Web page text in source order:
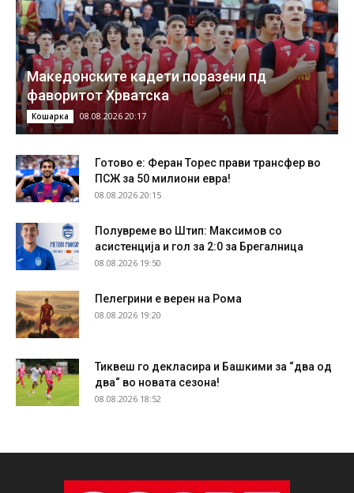
Македонските кадети поразени пд
фаворитот Хрватска
Кошарка 08.08.2026 20:17
Готово е: Феран Торес прави трансфер во
ПСЖ за 50 милиони евра!
08.08.2026 20:15
Полувреме во Штип: Максимов со
асистенција и гол за 2:0 за Брегалница
08.08.2026 19:50
Пелегрини е верен на Рома
08.08.2026 19:20
Тиквеш го декласира и Башкими за “два од
два“ во новата сезона!
08.08.2026 18:52